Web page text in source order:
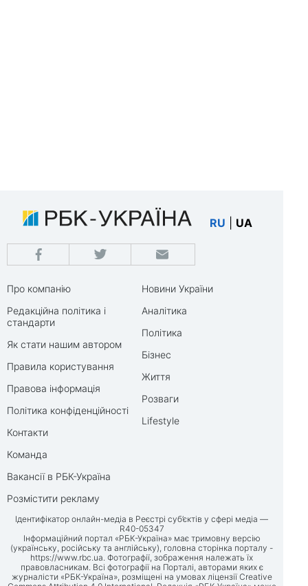
RU UA
Про компанію
Редакційна політика і
стандарти
Як стати нашим автором
Правила користування
Правова інформація
Політика конфіденційності
Контакти
Команда
Вакансії в РБК-Україна
Розмістити рекламу
Новини України
Аналітика
Політика
Бізнес
Життя
Розваги
Lifestyle
Ідентифікатор онлайн-медіа в Реєстрі суб’єктів у сфері медіа —
R40-05347
Інформаційний портал «РБК-Україна» має тримовну версію
(українську, російську та англійську), головна сторінка порталу -
https://www.rbc.ua. Фотографії, зображення належать їх
правовласникам. Всі фотографії на Порталі, авторами яких є
журналісти «РБК-Україна», розміщені на умовах ліцензії Creative